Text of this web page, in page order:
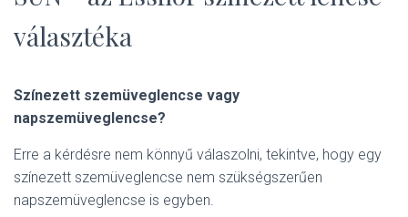
választéka
Színezett szemüveglencse vagy
napszemüveglencse?
Erre a kérdésre nem könnyű válaszolni, tekintve, hogy egy
színezett szemüveglencse nem szükségszerűen
napszemüveglencse is egyben.